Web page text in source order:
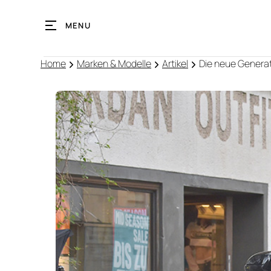
MENU
Home Marken & Modelle Artikel Die neue